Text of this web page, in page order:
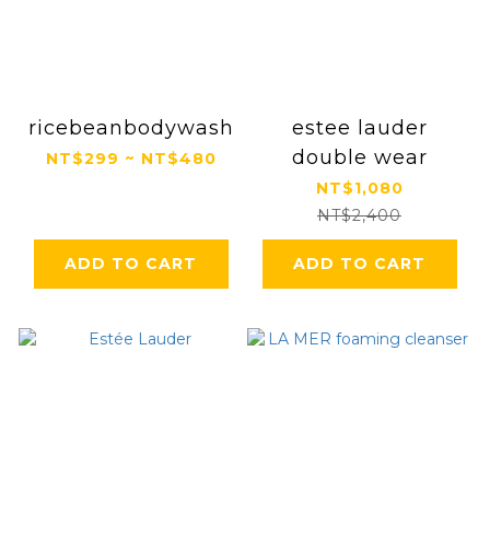
ricebeanbodywash
NT$299 ~ NT$480
ADD TO CART
estee lauder
double wear
NT$1,080
NT$2,400
ADD TO CART